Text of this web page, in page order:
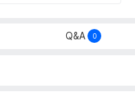
Q&A 0